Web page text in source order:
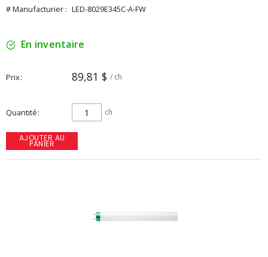
# Manufacturier : LED-8029E345C-A-FW
En inventaire
Prix 89,81 $ / ch
Quantité ch
AJOUTER AU
PANIER